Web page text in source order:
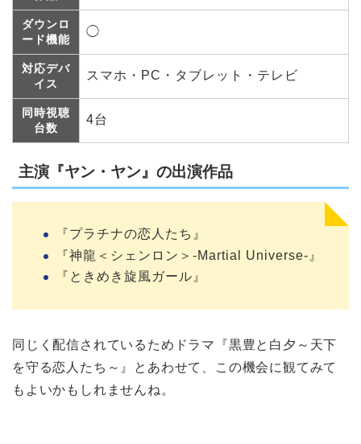
ダウンロ
ード機能
◯
対応デバ
イス
スマホ・PC・タブレット・テレビ
同時視聴
台数
4台
主演『ヤン・ヤン』の出演作品
『プラチナの恋人たち』
『神龍＜シェンロン＞-Martial Universe-』
『ときめき旋風ガール』
同じく配信されているためドラマ『黒豊と白夕～天下
を守る恋人たち～』とあわせて、この機会に観てみて
もよいかもしれませんね。